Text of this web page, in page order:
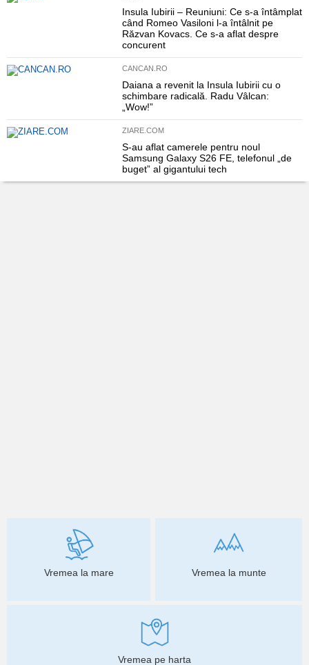
Insula Iubirii – Reuniuni: Ce s-a întâmplat
când Romeo Vasiloni l-a întâlnit pe
Răzvan Kovacs. Ce s-a aflat despre
concurent
CANCAN.RO
Daiana a revenit la Insula Iubirii cu o
schimbare radicală. Radu Vâlcan:
„Wow!”
ZIARE.COM
S-au aflat camerele pentru noul
Samsung Galaxy S26 FE, telefonul „de
buget” al gigantului tech
Vremea la mare Vremea la munte
Vremea pe harta